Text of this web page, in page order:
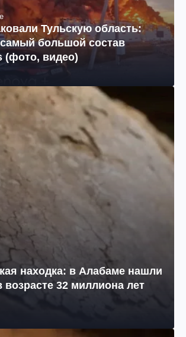
Тульскую область:
большой состав
(фото, видео)
находка: в Алабаме нашли
возрасте 32 миллиона лет